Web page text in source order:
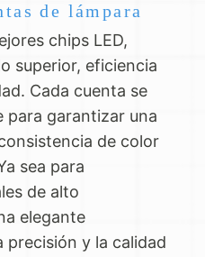
de lámpara
chips LED,
superior, eficiencia
Cada cuenta se
para garantizar una
de color
sea para
de alto
elegante
precisión y la calidad